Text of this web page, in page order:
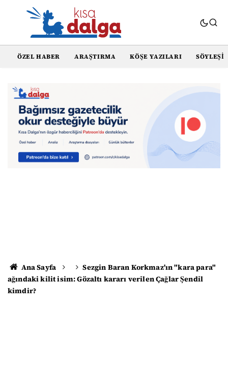
ÖZEL HABER ARAŞTIRMA KÖŞE YAZILARI SÖYLEŞI
Ana Sayfa
Sezgin Baran Korkmaz'ın "kara para"
ağındaki kilit isim: Gözaltı kararı verilen Çağlar Şendil
kimdir?